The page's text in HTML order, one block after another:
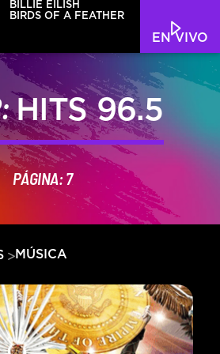
EN VIVO
BILLIE EILISH
BIRDS OF A FEATHER
HITS 96.5
PÁGINA: 7
MÚSICA